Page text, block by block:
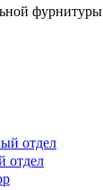
фурнитуры
отдел
отдел